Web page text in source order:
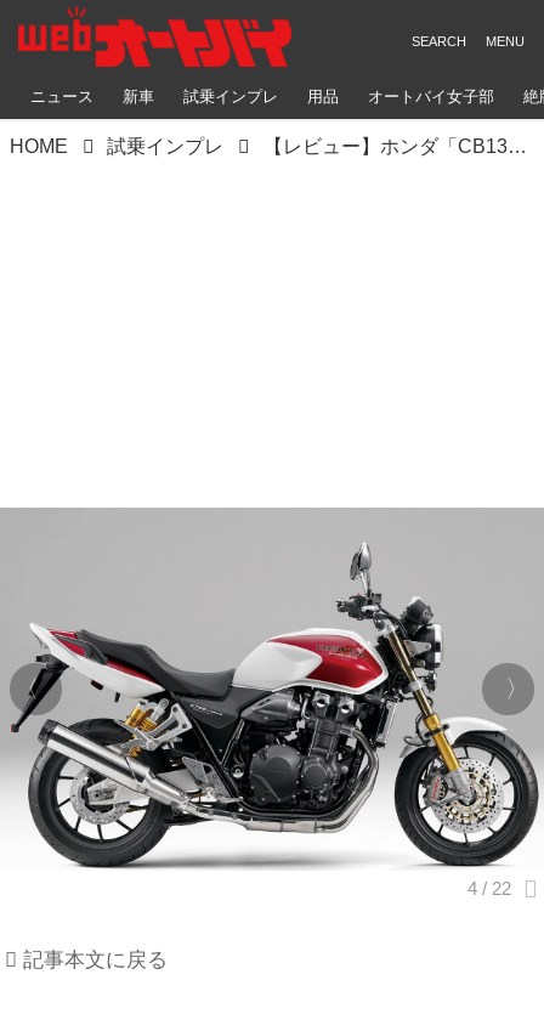
ニュース 新車 試乗インプレ 用品 オートバイ女子部 絶
HOME 試乗インプレ 【レビュー】ホンダ「CB1300SF」「CB1300SB」のファイナルエディションを徹底インプレ｜プロジェクトBIG-1の最後を飾る特別仕様
記事本文に戻る